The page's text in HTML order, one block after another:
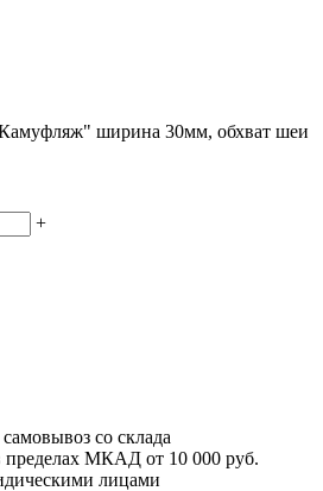
ширина 30мм, обхват шеи
+
со склада
пределах МКАД от 10 000 руб.
лицами